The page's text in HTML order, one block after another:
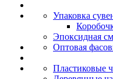
Упаковка
Эпоксидная
Оптовая
Пластиковые